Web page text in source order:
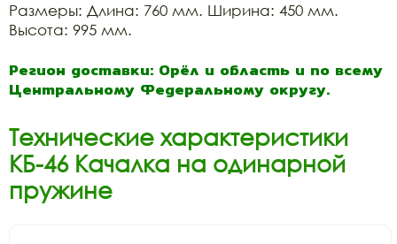
Размеры: Длина: 760 мм. Ширина: 450 мм.
Высота: 995 мм.
Регион доставки: Орёл и область и по всему
Центральному Федеральному округу.
Технические характеристики
КБ-46 Качалка на одинарной
пружине